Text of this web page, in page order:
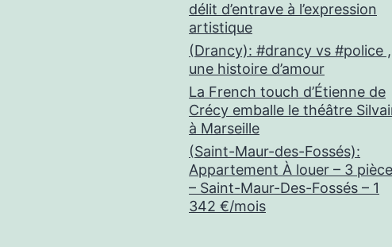
délit d’entrave à l’expression
artistique
(Drancy): #drancy vs #police ,
une histoire d’amour
La French touch d’Étienne de
Crécy emballe le théâtre
à Marseille
(Saint-Maur-des-Fossés):
Appartement À louer – 3
– Saint-Maur-Des-Fossés – 1
342 €/mois